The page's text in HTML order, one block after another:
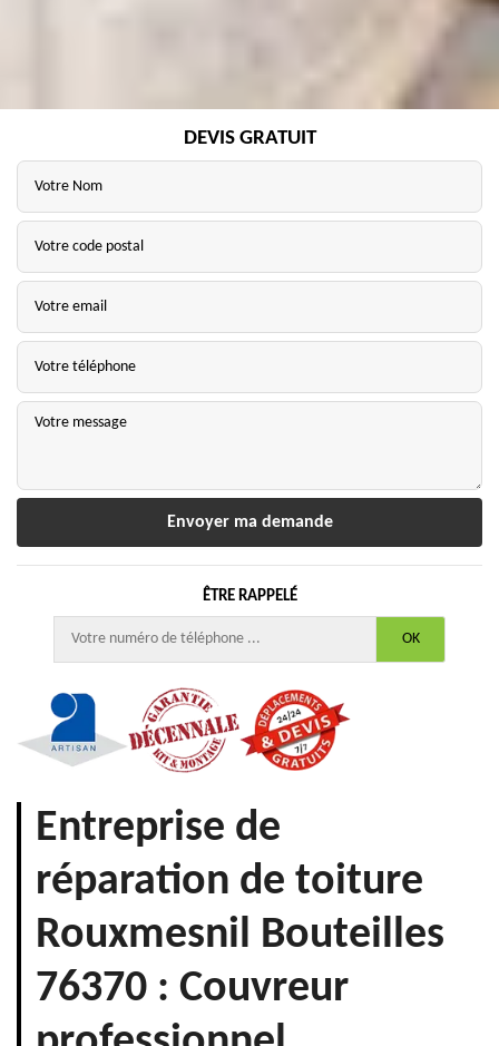
DEVIS GRATUIT
ÊTRE RAPPELÉ
Entreprise de
réparation de toiture
Rouxmesnil Bouteilles
76370 : Couvreur